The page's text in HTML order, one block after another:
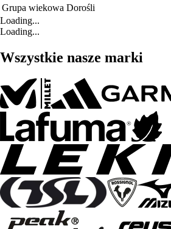
Grupa wiekowa Dorośli
Loading...
Loading...
Wszystkie nasze marki